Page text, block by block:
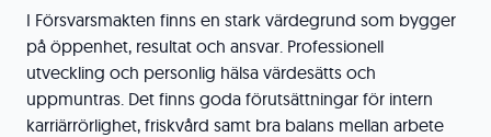
I Försvarsmakten finns en stark värdegrund som bygger
på öppenhet, resultat och ansvar. Professionell
utveckling och personlig hälsa värdesätts och
uppmuntras. Det finns goda förutsättningar för intern
karriärrörlighet, friskvård samt bra balans mellan arbete